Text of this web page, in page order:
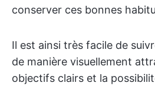
conserver ces bonnes
Il est ainsi très facile de
de manière visuellement
objectifs clairs et la